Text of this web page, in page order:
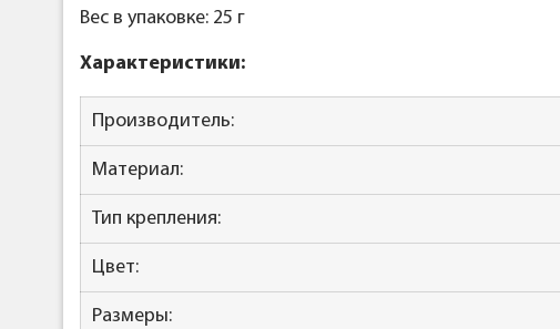
Вес в упаковке: 25 г
Характеристики:
Производитель:
Материал:
Тип крепления:
Цвет:
Размеры: